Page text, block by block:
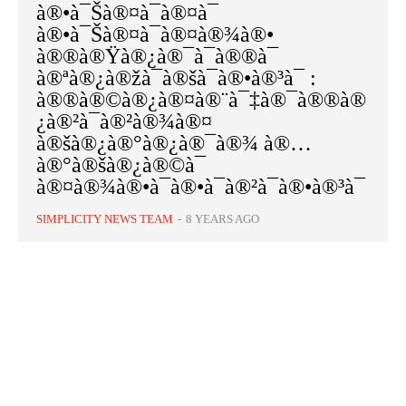
à®•à¯Šà®¤à¯à®¤à¯
à®•à¯Šà®¤à¯à®¤à®¾à®•
à®®à®Ÿà®¿à®¯à¯à®®à¯
à®ªà®¿à®žà¯à®šà¯à®•à®³à¯ :
à®®à®©à®¿à®¤à®¨à¯‡à®¯à®®à®
¿à®²à¯à®²à®¾à®¤
à®šà®¿à®°à®¿à®¯à®¾ à®…
à®°à®šà®¿à®©à¯
à®¤à®¾à®•à¯à®•à¯à®²à¯à®•à®³à¯
SIMPLICITY NEWS TEAM - 8 YEARS AGO